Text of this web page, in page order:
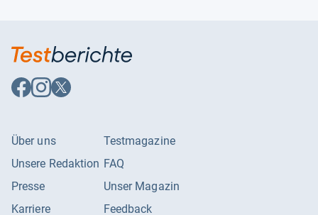
Auf
Facebook
Auf
Instagram
Auf
X
Über uns
Unsere Redaktion
Presse
Karriere
Testmagazine
FAQ
Unser Magazin
Feedback